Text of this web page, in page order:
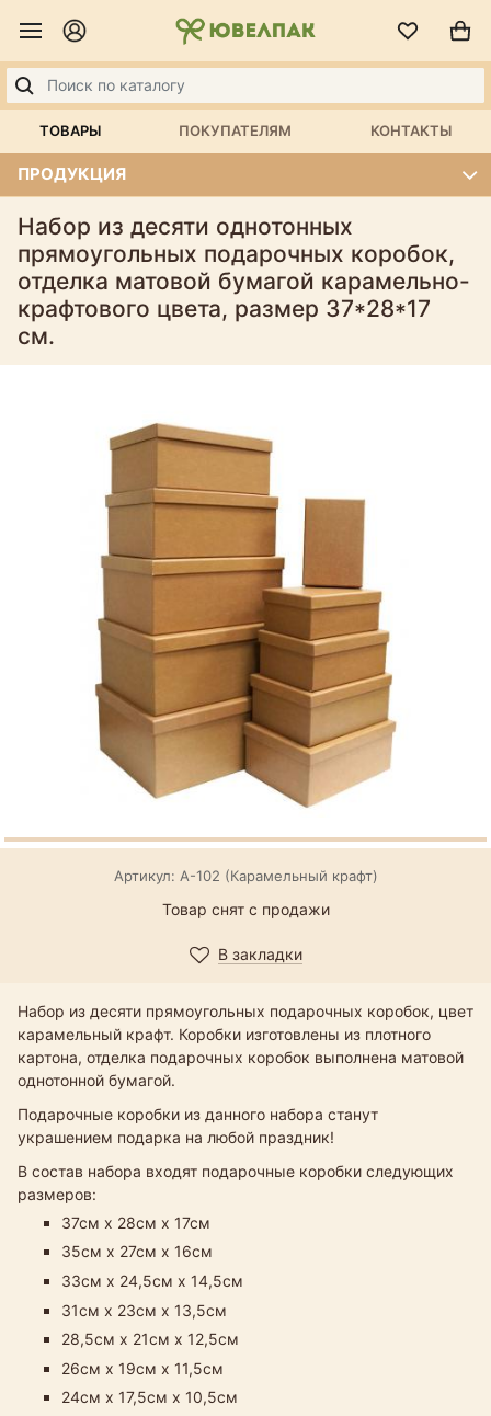
ТОВАРЫ ПОКУПАТЕЛЯМ КОНТАКТЫ
ПРОДУКЦИЯ
Набор из десяти однотонных
прямоугольных подарочных коробок,
отделка матовой бумагой карамельно-
крафтового цвета, размер 37*28*17
см.
Артикул: А-102 (Карамельный крафт)
Товар снят с продажи
В закладки
Набор из десяти прямоугольных подарочных коробок, цвет
карамельный крафт. Коробки изготовлены из плотного
картона, отделка подарочных коробок выполнена матовой
однотонной бумагой.
Подарочные коробки из данного набора станут
украшением подарка на любой праздник!
В состав набора входят подарочные коробки следующих
размеров:
37см х 28см х 17см
35см х 27см х 16см
33см х 24,5см х 14,5см​
31см х 23см х 13,5см
28,5см х 21см х 12,5см
26см х 19см х 11,5см
24см х 17,5см х 10,5см